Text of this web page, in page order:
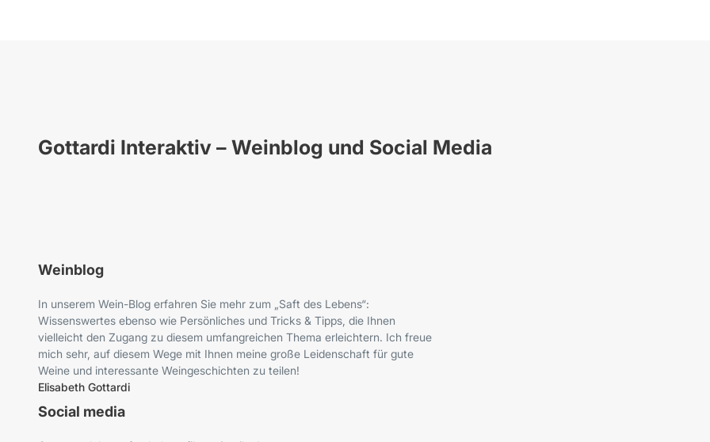
Gottardi Interaktiv – Weinblog und Social Media
Weinblog
In unserem Wein-Blog erfahren Sie mehr zum „Saft des Lebens“:
Wissenswertes ebenso wie Persönliches und Tricks & Tipps, die Ihnen
vielleicht den Zugang zu diesem umfangreichen Thema erleichtern. Ich freue
mich sehr, auf diesem Wege mit Ihnen meine große Leidenschaft für gute
Weine und interessante Weingeschichten zu teilen!
Elisabeth Gottardi
Social media